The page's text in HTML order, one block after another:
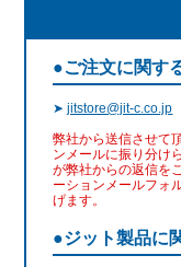
●ご注文に関す
➤jitstore@jit-c.co.jp
弊社から送信させて
ンメールに振り分け
が弊社からの返信を
ーションメールフォ
げます。
●ジット製品に